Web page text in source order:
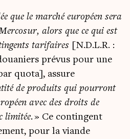
que le mar­ché euro­péen sera
alors que ce qui est
tari­faires [N.D.L.R. :
pré­vus pour une
quo­ta], assure
de pro­duits qui pour­ront
avec des droits de
limi­tée. » Ce contin­gent
pour la viande